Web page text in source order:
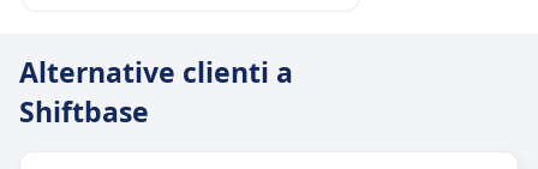
Alternative clienti a
Shiftbase